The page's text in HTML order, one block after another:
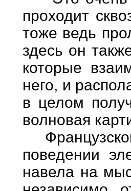
проходит
тоже ведь
здесь он
которые
него, и
в целом
волновая
поведении
навела на